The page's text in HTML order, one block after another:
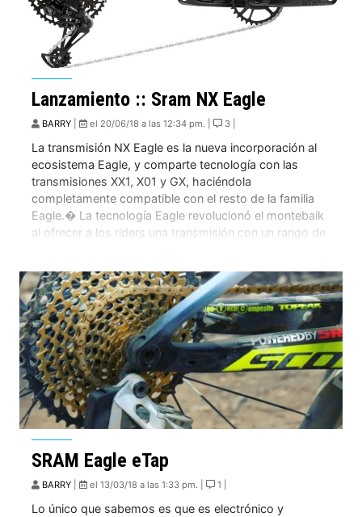
Lanzamiento :: Sram NX Eagle
BARRY el 20/06/18 a las 12:34 pm. | 3 |
La transmisión NX Eagle es la nueva incorporación al
ecosistema Eagle, y comparte tecnología con las
transmisiones XX1, X01 y GX, haciéndola
completamente compatible con el resto de la familia
Eagle.� La tecnología Eagle revolucionó el montebaik
al ofrecer a los riders una transmisión con un rango de
SRAM Eagle eTap
BARRY el 13/03/18 a las 1:33 pm. | 1 |
Lo único que sabemos es que es electrónico y